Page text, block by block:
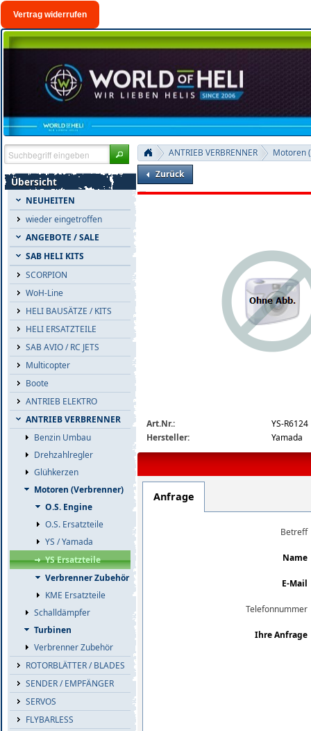
Vertrag widerrufen
Übersicht
NEUHEITEN
wieder eingetroffen
ANGEBOTE / SALE
SAB HELI KITS
SCORPION
WoH-Line
HELI BAUSÄTZE / KITS
HELI ERSATZTEILE
SAB AVIO / RC JETS
Multicopter
Boote
ANTRIEB ELEKTRO
ANTRIEB VERBRENNER
Benzin Umbau
Drehzahlregler
Glühkerzen
Motoren (Verbrenner)
O.S. Engine
O.S. Ersatzteile
YS / Yamada
YS Ersatzteile
Verbrenner Zubehör
KME Ersatzteile
Schalldämpfer
Turbinen
Verbrenner Zubehör
ROTORBLÄTTER / BLADES
SENDER / EMPFÄNGER
SERVOS
FLYBARLESS
ANTRIEB VERBRENNER
Motoren
Zurück
Art.Nr.:
YS-R6124
Hersteller:
Yamada
Anfrage
Betreff
Name
E-Mail
Telefonnummer
Ihre Anfrage